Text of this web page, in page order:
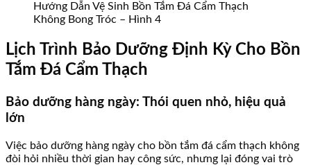
Hướng Dẫn Vệ Sinh Bồn Tắm Đá Cẩm Thạch
Không Bong Tróc – Hình 4
Lịch Trình Bảo Dưỡng Định Kỳ Cho Bồn
Tắm Đá Cẩm Thạch
Bảo dưỡng hàng ngày: Thói quen nhỏ, hiệu quả
lớn
Việc bảo dưỡng hàng ngày cho bồn tắm đá cẩm thạch không
đòi hỏi nhiều thời gian hay công sức, nhưng lại đóng vai trò